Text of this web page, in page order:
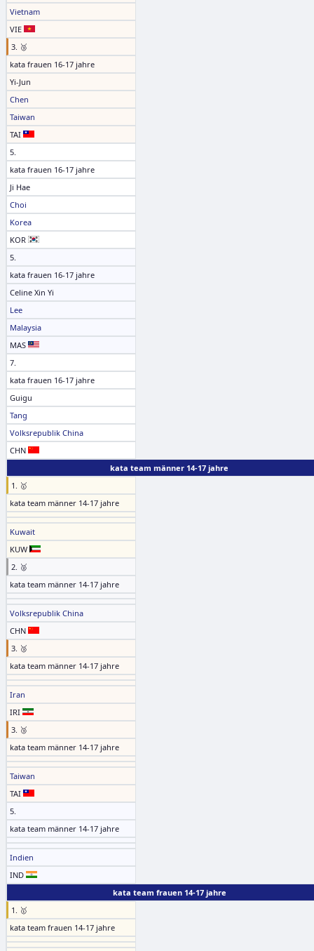
Vietnam
VIE
3. 🥉
kata frauen 16-17 jahre
Yi-Jun
Chen
Taiwan
TAI
5.
kata frauen 16-17 jahre
Ji Hae
Choi
Korea
KOR
5.
kata frauen 16-17 jahre
Celine Xin Yi
Lee
Malaysia
MAS
7.
kata frauen 16-17 jahre
Guigu
Tang
Volksrepublik China
CHN
kata team männer 14-17 jahre
1. 🥇
kata team männer 14-17 jahre
Kuwait
KUW
2. 🥈
kata team männer 14-17 jahre
Volksrepublik China
CHN
3. 🥉
kata team männer 14-17 jahre
Iran
IRI
3. 🥉
kata team männer 14-17 jahre
Taiwan
TAI
5.
kata team männer 14-17 jahre
Indien
IND
kata team frauen 14-17 jahre
1. 🥇
kata team frauen 14-17 jahre